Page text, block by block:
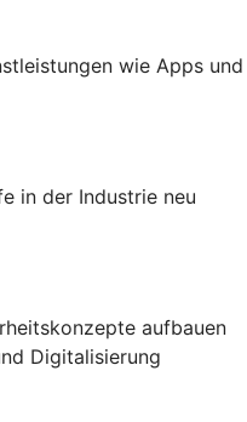
wie Apps und
in der Industrie neu
aufbauen
Digitalisierung